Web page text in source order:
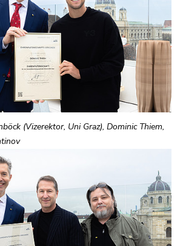
(Vizerektor, Uni Graz), Dominic Thiem,